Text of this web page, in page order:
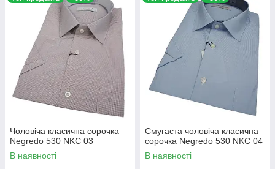
Чоловіча класична сорочка
Negredo 530 NKC 03
В наявності
Смугаста чоловіча класична
сорочка Negredo 530 NKC 04
В наявності